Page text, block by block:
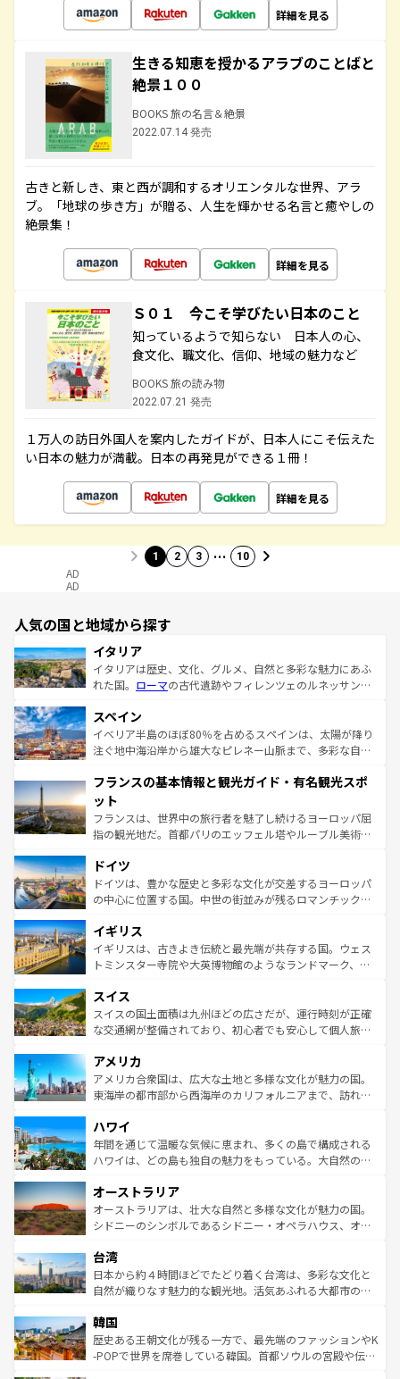
詳細を見る
生きる知恵を授かるアラブのことばと
絶景１００
BOOKS 旅の名言＆絶景
2022.07.14 発売
古きと新しき、東と西が調和するオリエンタルな世界、アラ
ブ。「地球の歩き方」が贈る、人生を輝かせる名言と癒やしの
絶景集！
詳細を見る
Ｓ０１ 今こそ学びたい日本のこと
知っているようで知らない 日本人の心、
食文化、職文化、信仰、地域の魅力など
BOOKS 旅の読み物
2022.07.21 発売
１万人の訪日外国人を案内したガイドが、日本人にこそ伝えた
い日本の魅力が満載。日本の再発見ができる１冊！
詳細を見る
1 2 3 … 10
AD
AD
人気の国と地域から探す
イタリア
イタリアは歴史、文化、グルメ、自然と多彩な魅力にあふ
れた国。 ローマの古代遺跡やフィレンツェのルネッサンス
ろん、トスカーナの美しい田園風景やアマルフィ海岸の絶
景など、自然景観も見逃せない。観光の合間には、本場の
ピザやパスタなど、絶品のイタリア料理を堪能することも
ませてくれるイタリアで、忘れられない旅をしてみよう！
なお、新着のイタリア情報は
しい。
スペイン
イベリア半島のほぼ80％を占めるスペインは、太陽が降り
注ぐ地中海沿岸から雄大なピレネー山脈まで、多彩な自然
文化が根付くこの国では、情熱的なフラメンコ、熱気あふ
れる闘牛、そして美味しいタパスが生活の一部となってい
る。首都マドリードの洗練された雰囲気や、バルセロナの
アートに溢れた街角から、地方では古代ローマ遺跡や中世
せる。地方によって風土や気候が異なるスペインはその個
性で訪れる人を魅了する。 なお、新着のスペイン情報は コ
ンテンツ一覧を参照してほしい。
フランスの基本情報と観光ガイド・有名観光スポ
ット
フランスは、世界中の旅行者を魅了し続けるヨーロッパ屈
指の観光地だ。首都パリのエッフェル塔やルーブル美術館
で、幅広い魅力が詰まっている。華麗な宮殿、歴史的な大
聖堂、美しいビーチ、そして豊かな自然が、訪れる者を心
から魅了する。また、フランスは美食の国としても知ら
いる。シャンパンの発祥地であるランス、プロヴァンスの
香り高いラベンダー畑など、多彩な楽しみ方が可能だ。さ
らに、パリ以外の地域にも魅力が溢れており、どの街角に
れる地方に足を運ぶとそれぞれで全く異なる文化を体験で
きるだろう。 なお、新着のフランス情報はコンテンツ一覧
を参照してほしい。
ドイツ
ドイツは、豊かな歴史と多彩な文化が交差するヨーロッパ
の中心に位置する国。中世の街並みが残るロマンチック街
顔を持つこの国は、どこを歩いても飽きることがない。ベ
ルリンの文化的活気、バイエルン州のアルプスの絶景、そ
してライン川沿いのワイン畑といった風景は必見。ビール
は、お酒好きな人にはぜひ体験してほしい。 なお、新着の
ドイツ情報はコンテンツ一覧を参照してほしい。
イギリス
イギリスは、古きよき伝統と最先端が共存する国。ウェス
トミンスター寺院や大英博物館のようなランドマーク、歴
リアごとに異なる魅力がある。また、優雅なアフタヌーン
ティー、ビール好きにはたまらない英国パブ、サッカー観
戦など、本場だからこそできる体験も豊富。イギリスを旅
ンツ一覧を参照してほしい。
スイス
スイスの国土面積は九州ほどの広さだが、運行時刻が正確
な交通網が整備されており、初心者でも安心して個人旅行
の建物がそのまま残る町や、スイスならではのユニークな
博物館もあり、アルプス観光だけでなく町歩きも満喫する
ことができる。国民の所得が高いため物価も高いが、旅行
ば市内交通費無料で観光を楽しむこともできる。 なお、新
着のスイス情報はコンテンツ一覧 を参照してほしい。
アメリカ
アメリカ合衆国は、広大な土地と多様な文化が魅力の国。
東海岸の都市部から西海岸のカリフォルニアまで、訪れる
のような巨大都市は、観光、ショッピング、エンターテイ
ンメントが詰まった刺激的なスポットだ。一方、アメリカ
西部には大自然が広がり、グランドキャニオンやイエロー
部のニューオーリンズでは、音楽と美食が融合した独特の
文化が魅力。旅行者はアメリカの各地域で異なる魅力を楽
しみながら、その多様性と豊かな歴史を感じることができ
ならではの贅沢な旅のスタイルだ。 なお、新着のアメリカ
情報はコンテンツ一覧を参照してほしい。
ハワイ
年間を通じて温暖な気候に恵まれ、多くの島で構成される
ハワイは、どの島も独自の魅力をもっている。大自然の神
ワイ島は見逃せない。また、定番の観光地といえばオアフ
島だが、静かな自然を求めるならマウイ島やカウアイ島が
おすすめ。エメラルドグリーンに輝く海をはじめ、豊かな
れるおもてなしの心で訪れる人々を迎えてくれるハワイの
人々、おいしいローカルフードやハワイアンミュージッ
ク、伝統的なフラダンスなど、すべてがハワイの魅力を彩
ワイを、存分に味わってほしい。 なお、新着のハワイ情報
はコンテンツ一覧を参照してほしい。
オーストラリア
オーストラリアは、壮大な自然と多様な文化が魅力の国。
シドニーのシンボルであるシドニー・オペラハウス、オー
リアリーフや大陸中央部にそびえるウルル（エアーズロッ
ク）、タスマニアの美しい原生林やケアンズの熱帯雨林な
ど、見どころがたくさん。また、カフェやワイン、オージ
いる。アクティビティも充実しており、サーフィンやダイ
ビング、ハイキングなど、アウトドア好きにはたまらな
い。オーストラリアの多彩な魅力を存分に味わいつくそ
台湾
日本から約４時間ほどでたどり着く台湾は、多彩な文化と
自然が織りなす魅力的な観光地。活気あふれる大都市の台
ン）、静ひつな山岳地帯である台湾東部など、都市の喧騒
と山間の静けさが共存しており、訪れる人に新しい発見と
驚きをもたらしてくれる。また、奥深い台湾の食文化も魅
韓国
歴史ある王朝文化が残る一方で、最先端のファッションやK
-POPで世界を席巻している韓国。首都ソウルの宮殿や伝統